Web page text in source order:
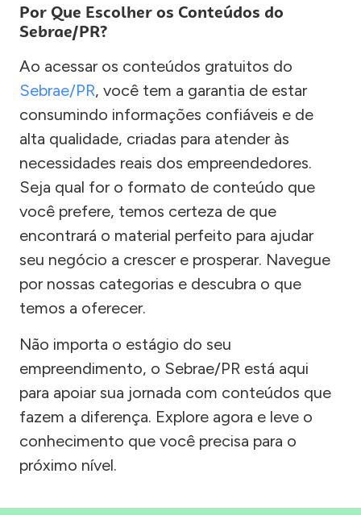
Por Que Escolher os Conteúdos do
Sebrae/PR?
Ao acessar os conteúdos gratuitos do
Sebrae/PR, você tem a garantia de estar
consumindo informações confiáveis e de
alta qualidade, criadas para atender às
necessidades reais dos empreendedores.
Seja qual for o formato de conteúdo que
você prefere, temos certeza de que
encontrará o material perfeito para ajudar
seu negócio a crescer e prosperar. Navegue
por nossas categorias e descubra o que
temos a oferecer.
Não importa o estágio do seu
empreendimento, o Sebrae/PR está aqui
para apoiar sua jornada com conteúdos que
fazem a diferença. Explore agora e leve o
conhecimento que você precisa para o
próximo nível.